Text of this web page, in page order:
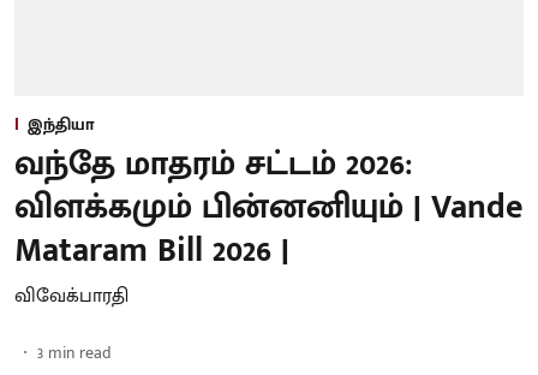
இந்தியா
வந்தே மாதரம் சட்டம் 2026:
விளக்கமும் பின்னனியும் | Vande
Mataram Bill 2026 |
விவேக்பாரதி
3 min read